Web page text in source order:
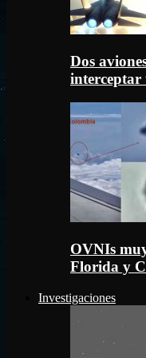
Dos
OVNIs
Florida y
Investigaciones